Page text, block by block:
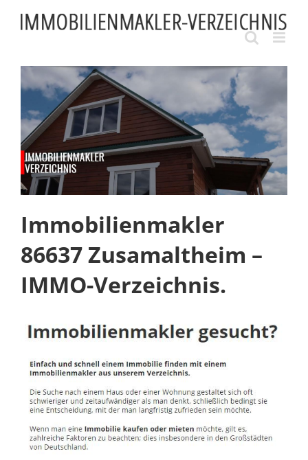
content
Immobilienmakler
86637 Zusamaltheim –
IMMO-Verzeichnis.